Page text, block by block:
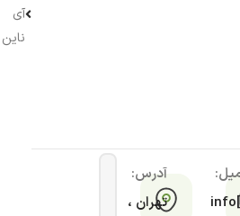
آی
ناین
آدرس:
تهران ،